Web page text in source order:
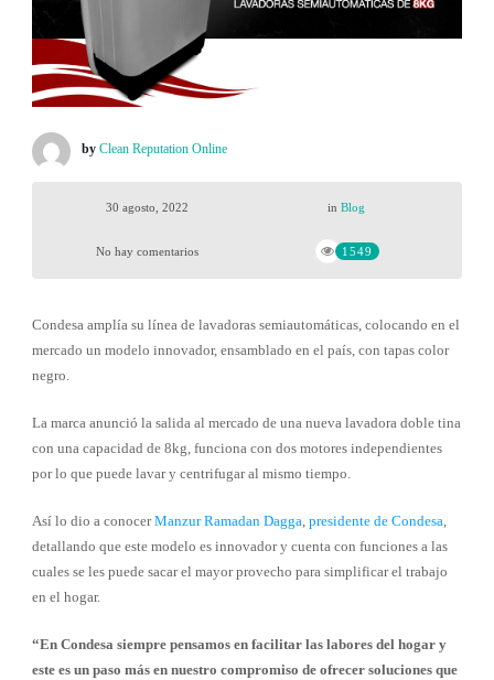
by Clean Reputation Online
30 agosto, 2022 in Blog
No hay comentarios 1549
Condesa amplía su línea de lavadoras semiautomáticas, colocando en el
mercado un modelo innovador, ensamblado en el país, con tapas color
negro.
La marca anunció la salida al mercado de una nueva lavadora doble tina
con una capacidad de 8kg, funciona con dos motores independientes
por lo que puede lavar y centrifugar al mismo tiempo.
Así lo dio a conocerManzur Ramadan Dagga, presidente de Condesa,
detallando que este modelo es innovador y cuenta con funciones a las
cuales se les puede sacar el mayor provecho para simplificar el trabajo
en el hogar.
“En Condesa siempre pensamos en facilitar las labores del hogar y
este es un paso más en nuestro compromiso de ofrecer soluciones que